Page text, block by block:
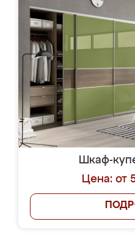
Шкаф-
Цена: от